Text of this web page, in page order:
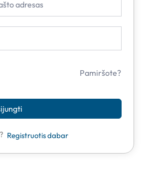
Pamiršote?
Registruotis dabar